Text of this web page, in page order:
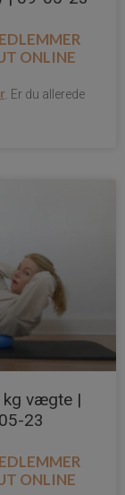
ONLINE
. Er du allerede
kg vægte |
23
ONLINE